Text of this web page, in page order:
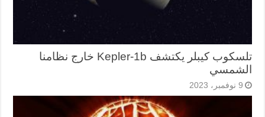
تلسكوب كيبلر يكتشف Kepler-1b خارج نظامنا
الشمسي
9 نوفمبر، 2023